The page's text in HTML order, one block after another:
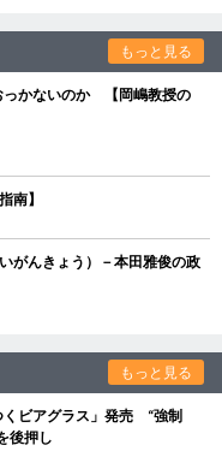
もっと見る
っかないのか 【岡嶋教授の
南】
がんきょう）－本田雅俊の政
もっと見る
くビアグラス」発売 “強制
後押し